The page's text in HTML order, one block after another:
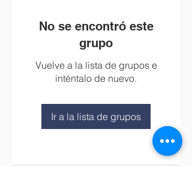
No se encontró este
grupo
Vuelve a la lista de grupos e
inténtalo de nuevo.
Ir a la lista de grupos